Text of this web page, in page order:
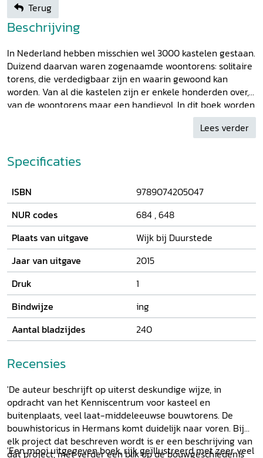
Terug
Beschrijving
In Nederland hebben misschien wel 3000 kastelen gestaan.
Duizend daarvan waren zogenaamde woontorens: solitaire
torens, die verdedigbaar zijn en waarin gewoond kan
worden. Van al die kastelen zijn er enkele honderden over,
van de woontorens maar een handjevol. In dit boek worden
er bijna 50 beschreven. De keuze viel daarbij op die
kastelen die nog (deels) overeind staan, als ruïne in het
bouwdelen zijn overgebleven. In de inleiding beschrijft
kastelenkenner en bouwhistoricus Taco Hermans wat er
kastelen. Van ieder object wordt vervolgens een
bouwkundige en een historische beschrijving gegeven. De
vele illustraties geven een zo compleet mogelijk beeld van
hoe de woontoren er uitziet en welke ontwikkeling het
gebouw heeft doorgemaakt. Met deze gids in de hand
wordt een bezoek aan een woontoren in Nederland een
bouwhistorisch avontuur. Het tweedelige proefschrift waar
deze gids op is gebaseerd, is eveneens leverbaar:
Middeleeuwse woontorens in Nederland.
Lees verder
Specificaties
ISBN
9789074205047
NUR codes
684 ,648
Plaats van uitgave
Wijk bij Duurstede
Jaar van uitgave
2015
Druk
1
Bindwijze
ing
Aantal bladzijdes
240
Recensies
'De auteur beschrijft op uiterst deskundige wijze, in
opdracht van het Kenniscentrum voor kasteel en
buitenplaats, veel laat-middeleeuwse bouwtorens. De
bouwhistoricus in Hermans komt duidelijk naar voren. Bij
elk project dat beschreven wordt is er een beschrijving van
dat project, met verder een blik op de bouwgeschiedenis
'Een mooi uitgegeven boek, rijk geïllustreerd met zeer veel